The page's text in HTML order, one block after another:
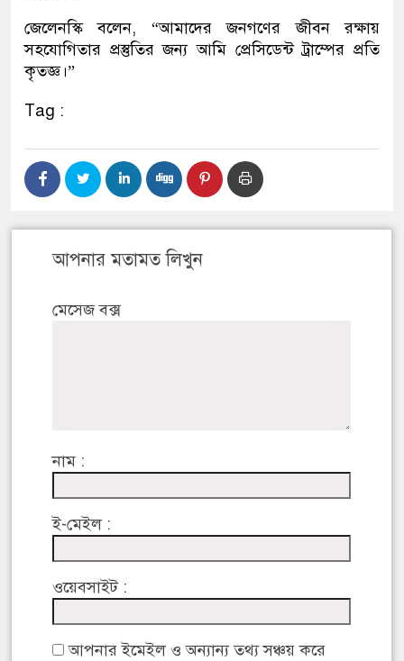
জেলেনস্কি বলেন, “আমাদের জনগণের জীবন রক্ষায়
সহযোগিতার প্রস্তুতির জন্য আমি প্রেসিডেন্ট ট্রাম্পের প্রতি
কৃতজ্ঞ।”
Tag :
আপনার মতামত লিখুন
মেসেজ বক্স
নাম :
ই-মেইল :
ওয়েবসাইট :
আপনার ইমেইল ও অন্যান্য তথ্য সঞ্চয় করে